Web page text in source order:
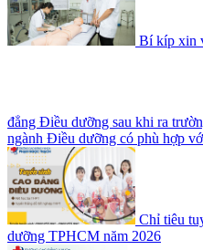
Bí kíp xin
đẳng Điều dưỡng sau khi ra
ngành Điều dưỡng có phù hợp
Chỉ tiêu
dưỡng TPHCM năm 2026